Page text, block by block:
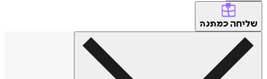
שליחה כמתנה